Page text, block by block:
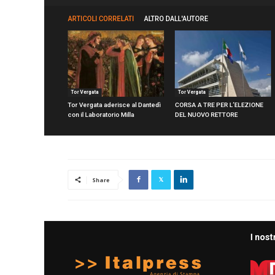
ARTICOLI CORRELATI ALTRO DALL'AUTORE
Tor Vergata
Tor Vergata aderisce al Dantedì
con il Laboratorio Milla
Tor Vergata
CORSA A TRE PER L’ELEZIONE
DEL NUOVO RETTORE
Share
I